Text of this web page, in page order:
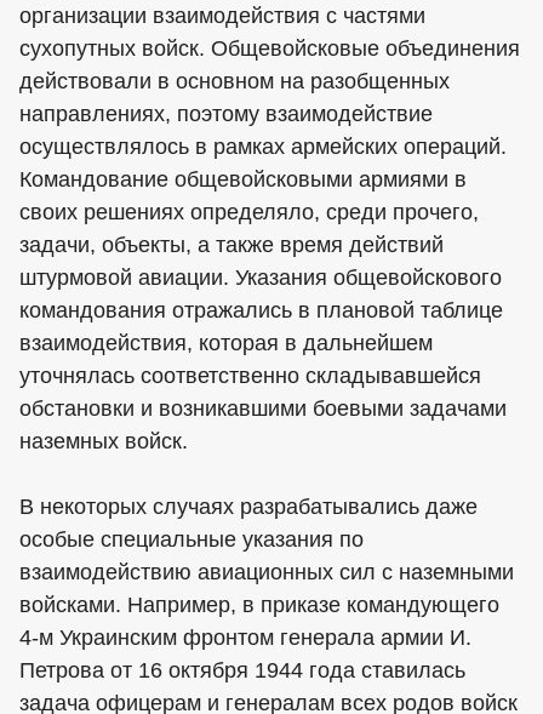
организации взаимодействия с частями
сухопутных войск. Общевойсковые объединения
действовали в основном на разобщенных
направлениях, поэтому взаимодействие
осуществлялось в рамках армейских операций.
Командование общевойсковыми армиями в
своих решениях определяло, среди прочего,
задачи, объекты, а также время действий
штурмовой авиации. Указания общевойскового
командования отражались в плановой таблице
взаимодействия, которая в дальнейшем
уточнялась соответственно складывавшейся
обстановки и возникавшими боевыми задачами
наземных войск.
В некоторых случаях разрабатывались даже
особые специальные указания по
взаимодействию авиационных сил с наземными
войсками. Например, в приказе командующего
4-м Украинским фронтом генерала армии И.
Петрова от 16 октября 1944 года ставилась
задача офицерам и генералам всех родов войск